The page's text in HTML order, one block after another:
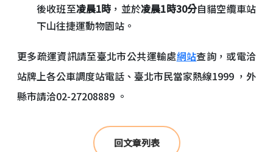
後收班至凌晨1時 ，並於凌晨1時30分自貓空纜車站
下山往捷運動物園站。
更多疏運資訊請至臺北市公共運輸處網站查詢，或電洽
站牌上各公車調度站電話、臺北市民當家熱線1999 ，外
縣市請洽02-27208889 。
回文章列表